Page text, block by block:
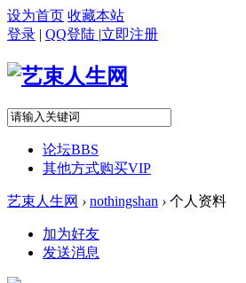
设为首页 收藏本站
登录 | QQ登陆 |立即注册
论坛BBS
其他方式购买VIP
艺束人生网 › nothingshan › 个人资料
加为好友
发送消息